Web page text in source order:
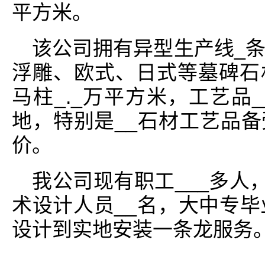
平方米。
该公司拥有异型生产线_
浮雕、欧式、日式等墓碑
马柱_._万平方米，工艺品
地，特别是__石材工艺品
价。
我公司现有职工___多人
术设计人员__名，大中专
设计到实地安装一条龙服务